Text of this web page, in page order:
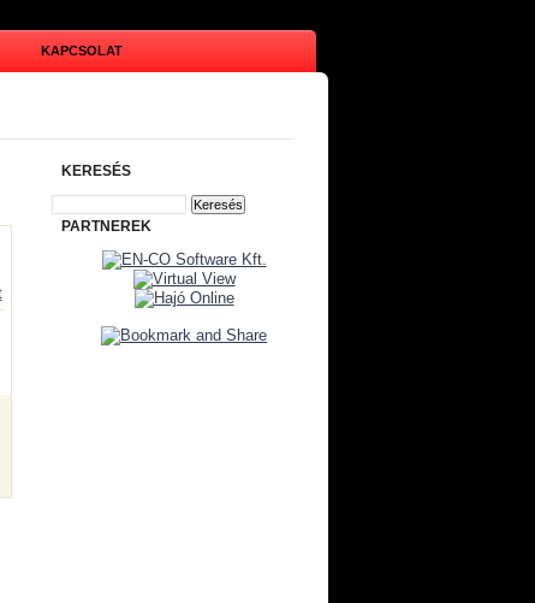
KAPCSOLAT
KERESÉS
PARTNEREK